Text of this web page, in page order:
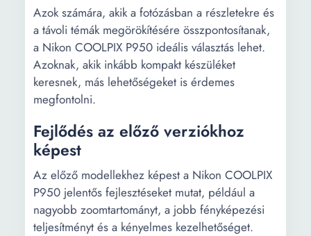
Azok számára, akik a fotózásban a részletekre és
a távoli témák megörökítésére összpontosítanak,
a Nikon COOLPIX P950 ideális választás lehet.
Azoknak, akik inkább kompakt készüléket
keresnek, más lehetőségeket is érdemes
megfontolni.
Fejlődés az előző verziókhoz
képest
Az előző modellekhez képest a Nikon COOLPIX
P950 jelentős fejlesztéseket mutat, például a
nagyobb zoomtartományt, a jobb fényképezési
teljesítményt és a kényelmes kezelhetőséget.